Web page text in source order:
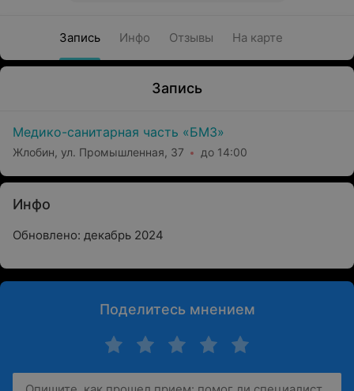
Запись Инфо Отзывы На карте
Запись
Медико-санитарная часть «БМЗ»
Жлобин, ул. Промышленная, 37 до 14:00
Инфо
Обновлено: декабрь 2024
Поделитесь мнением